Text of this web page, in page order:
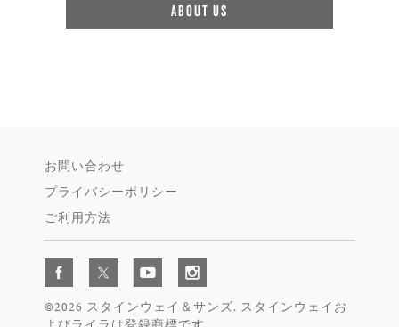
ABOUT US
お問い合わせ
プライバシーポリシー
ご利用方法
©2026 スタインウェイ＆サンズ. スタインウェイお